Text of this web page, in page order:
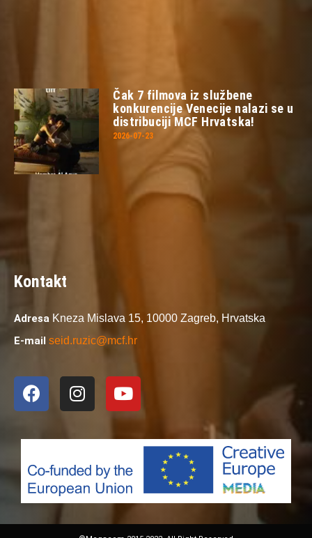
Čak 7 filmova iz službene
konkurencije Venecije nalazi se u
distribuciji MCF Hrvatska!
2026-07-23
Kontakt
Adresa Kneza Mislava 15, 10000 Zagreb, Hrvatska
E-mail seid.ruzic@mcf.hr